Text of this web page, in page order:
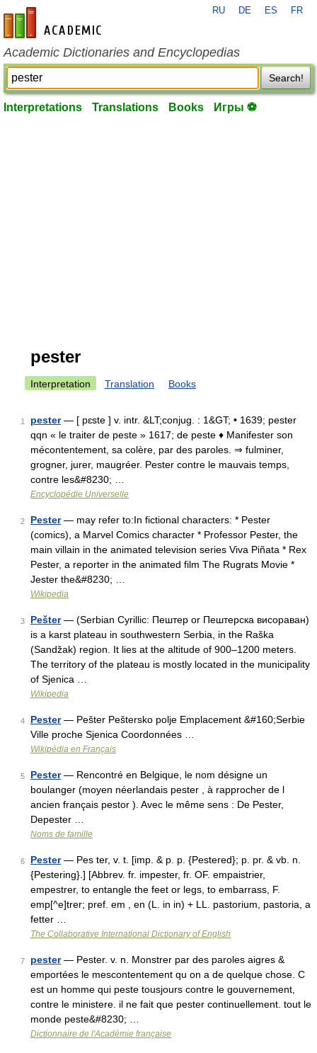
en-academic.com
RU DE ES FR
Academic Dictionaries and Encyclopedias
Search!
Interpretations Translations Books Игры ⚽
pester
Interpretation Translation Books
1 pester— [ pɛste ] v. intr. &LT;conjug. : 1&GT; • 1639; pester
qqn « le traiter de peste » 1617; de peste ♦ Manifester son
mécontentement, sa colère, par des paroles. ⇒ fulminer,
grogner, jurer, maugréer. Pester contre le mauvais temps,
contre les&#8230; …
Encyclopédie Universelle
2 Pester— may refer to:In fictional characters: * Pester
(comics), a Marvel Comics character * Professor Pester, the
main villain in the animated television series Viva Piñata * Rex
Pester, a reporter in the animated film The Rugrats Movie *
Jester the&#8230; …
Wikipedia
3 Pešter— (Serbian Cyrillic: Пештер or Пештерска висораван)
is a karst plateau in southwestern Serbia, in the Raška
(Sandžak) region. It lies at the altitude of 900–1200 meters.
The territory of the plateau is mostly located in the municipality
of Sjenica …
Wikipedia
4 Pester— Pešter Peštersko polje Emplacement &#160;Serbie
Ville proche Sjenica Coordonnées …
Wikipédia en Français
5 Pester— Rencontré en Belgique, le nom désigne un
boulanger (moyen néerlandais pester , à rapprocher de l
ancien français pestor ). Avec le même sens : De Pester,
Depester …
Noms de famille
6 Pester— Pes ter, v. t. [imp. & p. p. {Pestered}; p. pr. & vb. n.
{Pestering}.] [Abbrev. fr. impester, fr. OF. empaistrier,
empestrer, to entangle the feet or legs, to embarrass, F.
emp[^e]trer; pref. em , en (L. in in) + LL. pastorium, pastoria, a
fetter …
The Collaborative International Dictionary of English
7 pester— Pester. v. n. Monstrer par des paroles aigres &
emportées le mescontentement qu on a de quelque chose. C
est un homme qui peste tousjours contre le gouvernement,
contre le ministere. il ne fait que pester continuellement. tout le
monde peste&#8230; …
Dictionnaire de l'Académie française